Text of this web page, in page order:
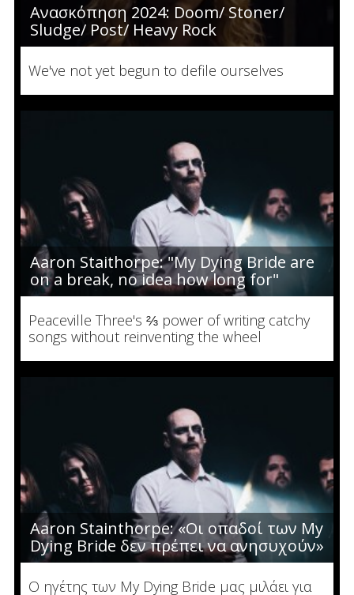
Ανασκόπηση 2024: Doom/ Stoner/
Sludge/ Post/ Heavy Rock
We've not yet begun to defile ourselves
Aaron Staithorpe: "My Dying Bride are
on a break, no idea how long for"
Peaceville Three's ⅔ power of writing catchy
songs without reinventing the wheel
Aaron Stainthorpe: «Οι οπαδοί των My
Dying Bride δεν πρέπει να ανησυχούν»
Ο ηγέτης των My Dying Bride μας μιλάει για